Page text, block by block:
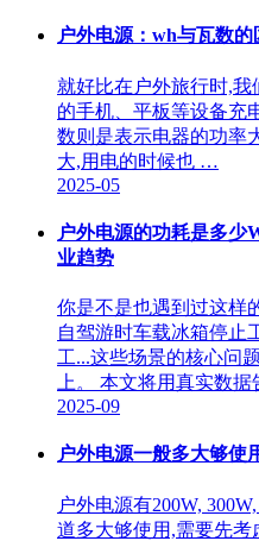
户外电源：wh与瓦数的
就好比在户外旅行时,
的手机、平板等设备充
数则是表示电器的功率
大,用电的时候也 …
2025-05
户外电源的功耗是多少
业趋势
你是不是也遇到过这样
自驾游时车载冰箱停止
工...这些场景的核心问
上。 本文将用真实数
2025-09
户外电源一般多大够使
户外电源有200W,
道多大够使用,需要先考